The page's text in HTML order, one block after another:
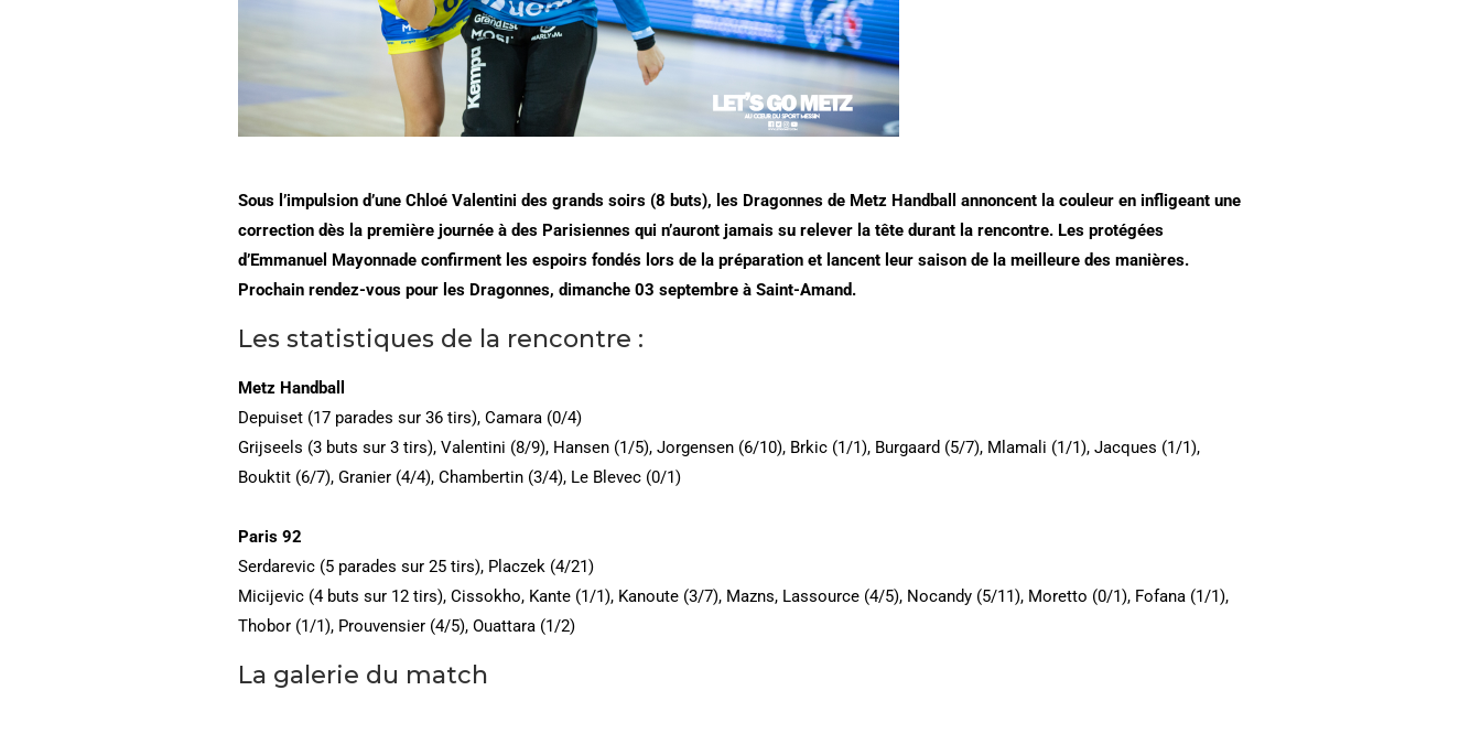
Sous l’impulsion d’une Chloé Valentini des grands soirs (8 buts), les Dragonnes de Metz Handball annoncent la couleur en infligeant une
correction dès la première journée à des Parisiennes qui n’auront jamais su relever la tête durant la rencontre. Les protégées
d’Emmanuel Mayonnade confirment les espoirs fondés lors de la préparation et lancent leur saison de la meilleure des manières.
Prochain rendez-vous pour les Dragonnes, dimanche 03 septembre à Saint-Amand.
Les statistiques de la rencontre :
Metz Handball
Depuiset (17 parades sur 36 tirs), Camara (0/4)
Grijseels (3 buts sur 3 tirs), Valentini (8/9), Hansen (1/5), Jorgensen (6/10), Brkic (1/1), Burgaard (5/7), Mlamali (1/1), Jacques (1/1),
Bouktit (6/7), Granier (4/4), Chambertin (3/4), Le Blevec (0/1)
Paris 92
Serdarevic (5 parades sur 25 tirs), Placzek (4/21)
Micijevic (4 buts sur 12 tirs), Cissokho, Kante (1/1), Kanoute (3/7), Mazns, Lassource (4/5), Nocandy (5/11), Moretto (0/1), Fofana (1/1),
Thobor (1/1), Prouvensier (4/5), Ouattara (1/2)
La galerie du match